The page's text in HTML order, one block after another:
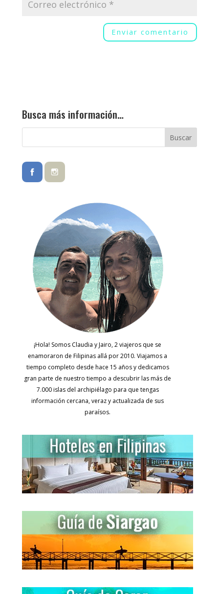
Busca más información…
¡Hola! Somos Claudia y Jairo, 2 viajeros que se
enamoraron de Filipinas allá por 2010. Viajamos a
tiempo completo desde hace 15 años y dedicamos
gran parte de nuestro tiempo a descubrir las más de
7.000 islas del archipiélago para que tengas
información cercana, veraz y actualizada de sus
paraísos.